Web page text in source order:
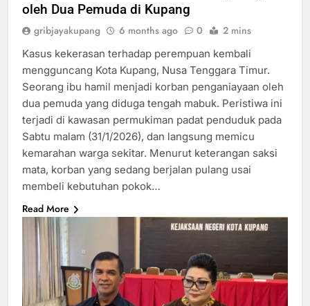
oleh Dua Pemuda di Kupang
gribjayakupang 6 months ago 0 2 mins
Kasus kekerasan terhadap perempuan kembali
mengguncang Kota Kupang, Nusa Tenggara Timur.
Seorang ibu hamil menjadi korban penganiayaan oleh
dua pemuda yang diduga tengah mabuk. Peristiwa ini
terjadi di kawasan permukiman padat penduduk pada
Sabtu malam (31/1/2026), dan langsung memicu
kemarahan warga sekitar. Menurut keterangan saksi
mata, korban yang sedang berjalan pulang usai
membeli kebutuhan pokok…
Read More